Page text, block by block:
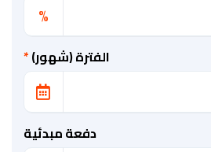
%
الفترة (شهور)*
دفعة مبدئية